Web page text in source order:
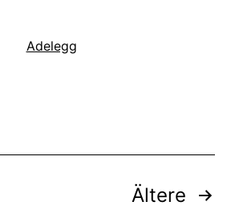
Kategorisiert
Adelegg
Ältere